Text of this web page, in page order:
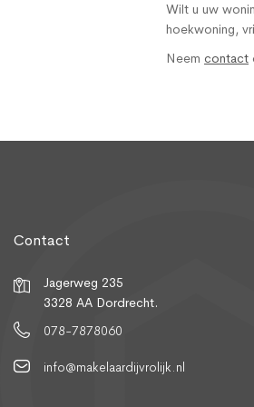
Wilt u uw
hoekwoning,
Neem contact
Contact
Jagerweg 235
3328 AA Dordrecht.
078-7878060
info@makelaardijvrolijk.nl